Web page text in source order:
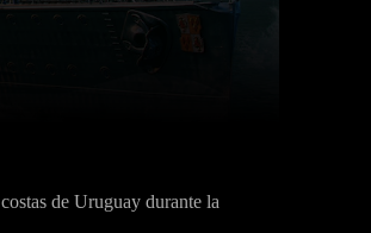
de Uruguay durante la